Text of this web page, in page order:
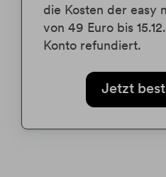
die Kosten der easy
von 49 Euro bis
Konto refundiert.
Jetzt